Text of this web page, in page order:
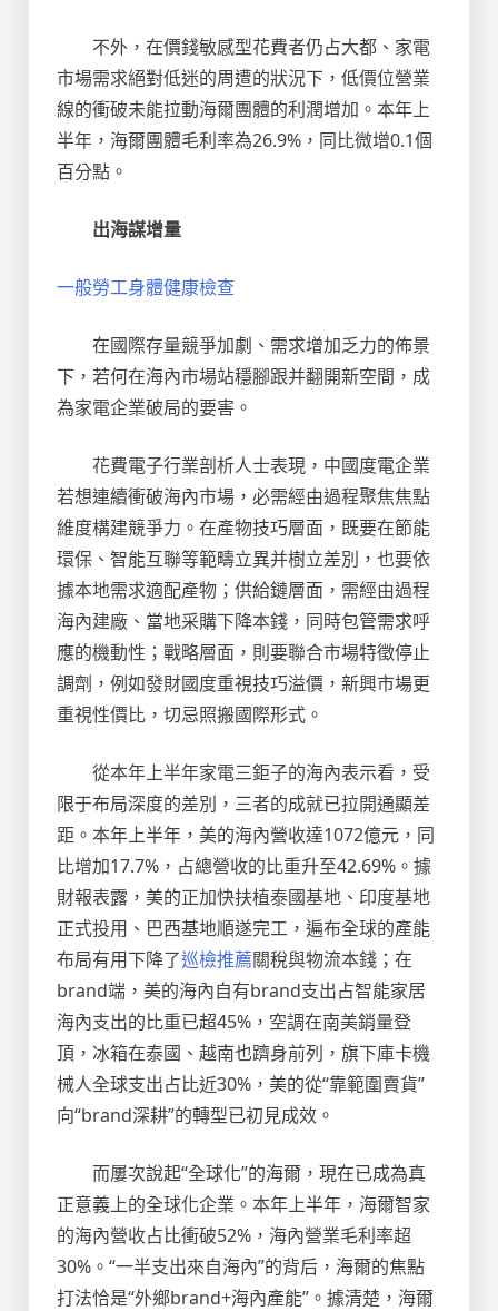
不外，在價錢敏感型花費者仍占大都、家電
市場需求絕對低迷的周遭的狀況下，低價位營業
線的衝破未能拉動海爾團體的利潤增加。本年上
半年，海爾團體毛利率為26.9%，同比微增0.1個
百分點。
出海謀增量
一般勞工身體健康檢查
在國際存量競爭加劇、需求增加乏力的佈景
下，若何在海內市場站穩腳跟并翻開新空間，成
為家電企業破局的要害。
花費電子行業剖析人士表現，中國度電企業
若想連續衝破海內市場，必需經由過程聚焦焦點
維度構建競爭力。在產物技巧層面，既要在節能
環保、智能互聯等範疇立異并樹立差別，也要依
據本地需求適配產物；供給鏈層面，需經由過程
海內建廠、當地采購下降本錢，同時包管需求呼
應的機動性；戰略層面，則要聯合市場特徵停止
調劑，例如發財國度重視技巧溢價，新興市場更
重視性價比，切忌照搬國際形式。
從本年上半年家電三鉅子的海內表示看，受
限于布局深度的差別，三者的成就已拉開通顯差
距。本年上半年，美的海內營收達1072億元，同
比增加17.7%，占總營收的比重升至42.69%。據
財報表露，美的正加快扶植泰國基地、印度基地
正式投用、巴西基地順遂完工，遍布全球的產能
布局有用下降了巡檢推薦關稅與物流本錢；在
brand端，美的海內自有brand支出占智能家居
海內支出的比重已超45%，空調在南美銷量登
頂，冰箱在泰國、越南也躋身前列，旗下庫卡機
械人全球支出占比近30%，美的從“靠範圍賣貨”
向“brand深耕”的轉型已初見成效。
而屢次說起“全球化”的海爾，現在已成為真
正意義上的全球化企業。本年上半年，海爾智家
的海內營收占比衝破52%，海內營業毛利率超
30%。“一半支出來自海內”的背后，海爾的焦點
打法恰是“外鄉brand+海內產能”。據清楚，海爾